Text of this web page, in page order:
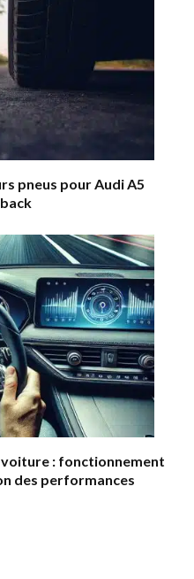
pneus pour Audi A5
voiture : fonctionnement
des performances